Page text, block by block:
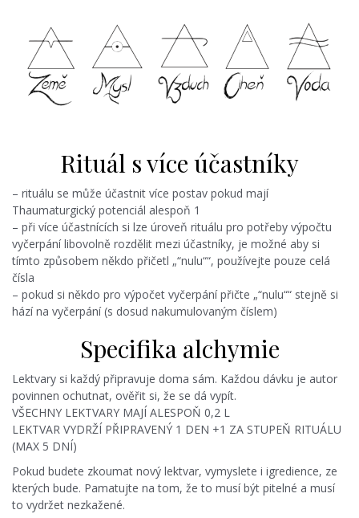
Rituál s více účastníky
– rituálu se může účastnit více postav pokud mají
Thaumaturgický potenciál alespoň 1
– při více účastnících si lze úroveň rituálu pro potřeby výpočtu
vyčerpání libovolně rozdělit mezi účastníky, je možné aby si
tímto způsobem někdo přičetl „“nulu““, používejte pouze celá
čísla
– pokud si někdo pro výpočet vyčerpání přičte „“nulu““ stejně si
hází na vyčerpání (s dosud nakumulovaným číslem)
Specifika alchymie
Lektvary si každý připravuje doma sám. Každou dávku je autor
povinnen ochutnat, ověřit si, že se dá vypít.
VŠECHNY LEKTVARY MAJÍ ALESPOŇ 0,2 L
LEKTVAR VYDRŽÍ PŘIPRAVENÝ 1 DEN +1 ZA STUPEŇ RITUÁLU
(MAX 5 DNÍ)
Pokud budete zkoumat nový lektvar, vymyslete i igredience, ze
kterých bude. Pamatujte na tom, že to musí být pitelné a musí
to vydržet nezkažené.